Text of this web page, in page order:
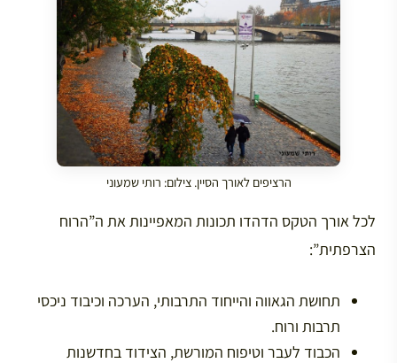
הרציפים לאורך הסיין. צילום: רותי שמעוני
לכל אורך הטקס הדהדו תכונות המאפיינות את ה”הרוח
הצרפתית”:
תחושת הגאווה והייחוד התרבותי, הערכה וכיבוד ניכסי
תרבות ורוח.
הכבוד לעבר וטיפוח המורשת, הצידוד בחדשנות